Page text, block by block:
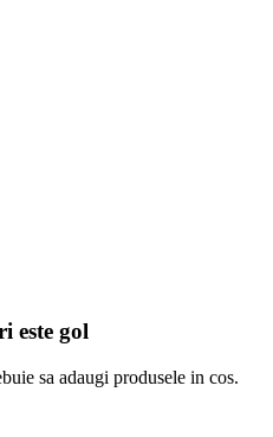
este gol
sa adaugi produsele in cos.